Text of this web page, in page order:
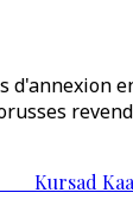
d'annexion
Kursad